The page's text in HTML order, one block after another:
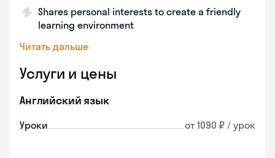
Shares personal interests to create a friendly
learning environment
Читать дальше
Услуги и цены
Английский язык
Уроки от 1090 ₽ / урок